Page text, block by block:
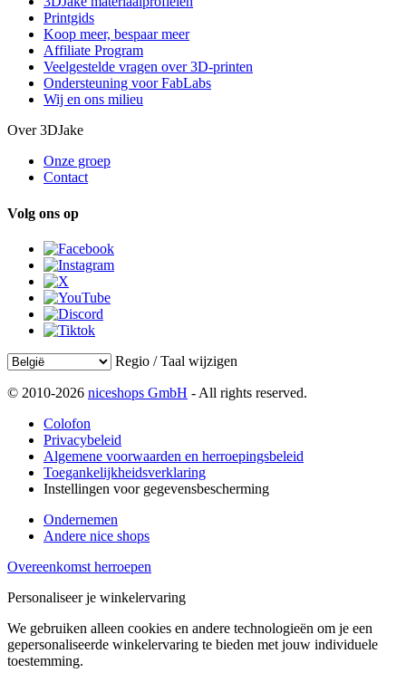
Printgids
Koop meer, bespaar meer
Affiliate Program
Veelgestelde vragen over 3D-printen
Ondersteuning voor FabLabs
Wij en ons milieu
Over 3DJake
Onze groep
Contact
Volg ons op
Regio / Taal wijzigen
© 2010-2026 niceshops GmbH - All rights reserved.
Colofon
Privacybeleid
Algemene voorwaarden en herroepingsbeleid
Toegankelijkheidsverklaring
Instellingen voor gegevensbescherming
Ondernemen
Andere nice shops
Overeenkomst herroepen
Personaliseer je winkelervaring
We gebruiken alleen cookies en andere technologieën om je een
gepersonaliseerde winkelervaring te bieden met jouw individuele
toestemming.